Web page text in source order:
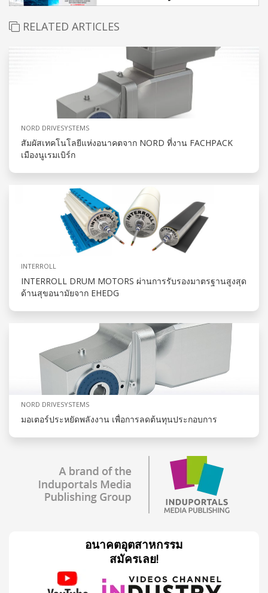
RELATED ARTICLES
NORD DRIVESYSTEMS
สัมผัสเทคโนโลยีแห่งอนาคตจาก NORD ที่งาน FACHPACK
เมืองนูเรมเบิร์ก
INTERROLL
INTERROLL DRUM MOTORS ผ่านการรับรองมาตรฐานสูงสุด
ด้านสุขอนามัยจาก EHEDG
NORD DRIVESYSTEMS
มอเตอร์ประหยัดพลังงาน เพื่อการลดต้นทุนประกอบการ
อนาคตอุตสาหกรรม
สมัครเลย!